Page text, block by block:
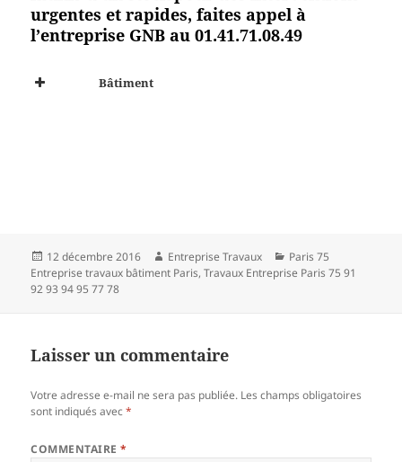
urgentes et rapides, faites appel à
l’entreprise GNB au 01.41.71.08.49
Bâtiment
Publié
le
12 décembre 2016 Auteur
Entreprise Travaux Catégories
Paris 75
Entreprise travaux bâtiment Paris,Travaux Entreprise Paris 75 91
92 93 94 95 77 78
Laisser un commentaire
Votre adresse e-mail ne sera pas publiée. Les champs obligatoires
sont indiqués avec*
COMMENTAIRE*